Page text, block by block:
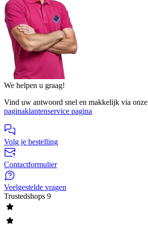
We helpen u graag!
Vind uw antwoord snel en makkelijk via onze
paginaklantenservice pagina
Volg je bestelling
Contactformulier
Veelgestelde vragen
Trustedshops 9